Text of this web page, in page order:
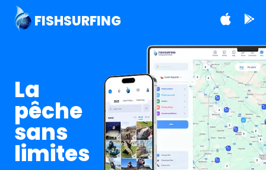
FISHSURFING
La
pêche
sans
limites